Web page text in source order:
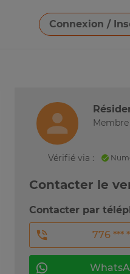
Connexion /
Télécharger une
Membre
Vérifié via :
Contacter le
Contacter par
776 ***